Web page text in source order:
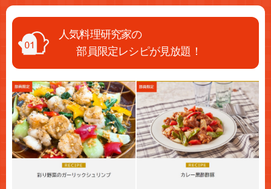
人気料理研究家の
部員限定レシピが見放題！